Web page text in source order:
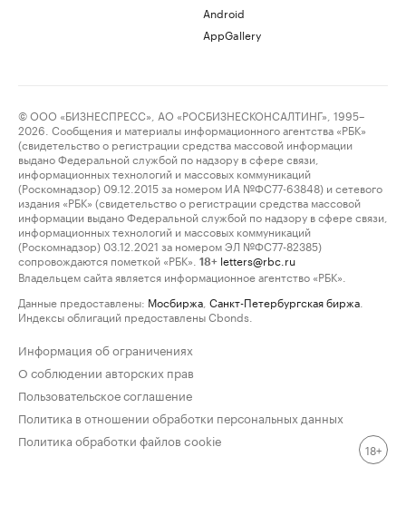
Android
AppGallery
© ООО «БИЗНЕСПРЕСС», АО «РОСБИЗНЕСКОНСАЛТИНГ», 1995–
2026. Сообщения и материалы информационного агентства «РБК»
(свидетельство о регистрации средства массовой информации
выдано Федеральной службой по надзору в сфере связи,
информационных технологий и массовых коммуникаций
(Роскомнадзор) 09.12.2015 за номером ИА №ФС77-63848) и сетевого
издания «РБК» (свидетельство о регистрации средства массовой
информации выдано Федеральной службой по надзору в сфере связи,
информационных технологий и массовых коммуникаций
(Роскомнадзор) 03.12.2021 за номером ЭЛ №ФС77-82385)
сопровождаются пометкой «РБК».
18+ letters@rbc.ru
Владельцем сайта является информационное агентство «РБК».
Данные предоставлены: Мосбиржа Санкт-Петербургская биржа
Индексы облигаций предоставлены Cbonds.
Информация об ограничениях
О соблюдении авторских прав
Пользовательское соглашение
Политика в отношении обработки персональных данных
Политика обработки файлов cookie
18+